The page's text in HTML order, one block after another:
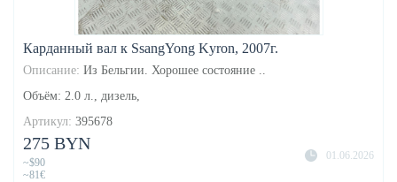
Карданный вал к SsangYong Kyron, 2007г.
Описание: Из Бельгии. Хорошее состояние ..
Объём: 2.0 л., дизель,
Артикул: 395678
01.06.2026
275 BYN
~$90
~81€